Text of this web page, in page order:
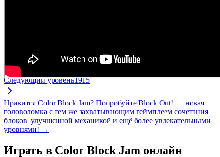
Следующий уровень1915
Нравится Color Block Jam? Попробуйте Block Out! — новая
головоломка с тем же захватывающим геймплеем сочетания
блоков, улучшенной механикой и ещё более увлекательными
уровнями! →
Играть в Color Block Jam онлайн